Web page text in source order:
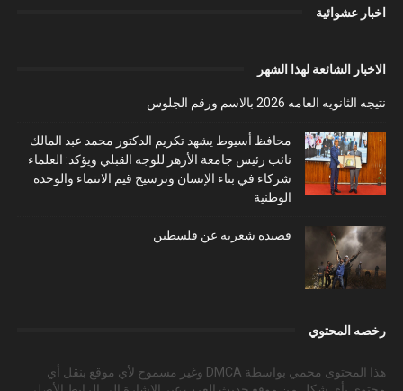
اخبار عشوائية
الاخبار الشائعة لهذا الشهر
نتيجه الثانويه العامه 2026 بالاسم ورقم الجلوس
محافظ أسيوط يشهد تكريم الدكتور محمد عبد المالك
نائب رئيس جامعة الأزهر للوجه القبلي ويؤكد: العلماء
شركاء في بناء الإنسان وترسيخ قيم الانتماء والوحدة
الوطنية
قصيده شعريه عن فلسطين
رخصه المحتوي
هذا المحتوى محمي بواسطة DMCA وغير مسموح لأي موقع بنقل أي